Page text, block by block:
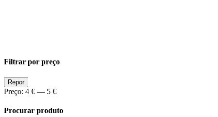
Filtrar por preço
Preço
Min
Preço
Max
Repor
Preço: 4 € — 5 €
Procurar produto